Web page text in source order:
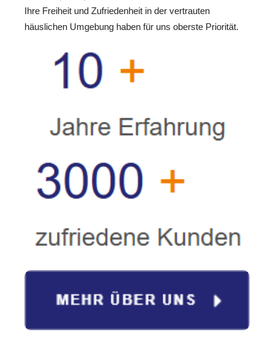
Ihre Freiheit und Zufriedenheit in der vertrauten
häuslichen Umgebung haben für uns oberste Priorität.